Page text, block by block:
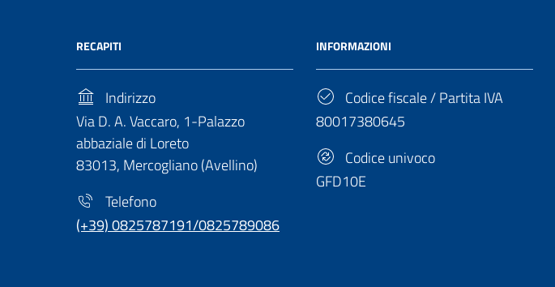
RECAPITI
Indirizzo
Via D. A. Vaccaro, 1-Palazzo
abbaziale di Loreto
83013, Mercogliano (Avellino)
Telefono
(+39) 0825787191/0825789086
INFORMAZIONI
Codice fiscale / Partita IVA
80017380645
Codice univoco
GFD10E